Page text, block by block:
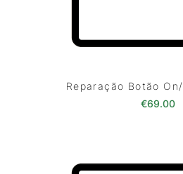
Reparação Botão
€69.00